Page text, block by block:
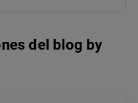
del blog by